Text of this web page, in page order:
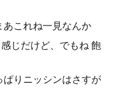
あこれね一見なんか
じだけど、でもね 飽
りニッシンはさすが